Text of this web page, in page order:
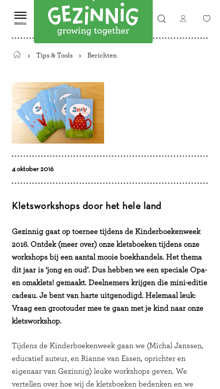
Terug
startpagina
Tips & Tools Berichten
4 oktober 2016
Kletsworkshops door het hele land
Gezinnig gaat op toernee tijdens de Kinderboekenweek
2016. Ontdek (meer over) onze kletsboeken tijdens onze
workshops bij een aantal mooie boekhandels. Het thema
dit jaar is ‘jong en oud’. Dus hebben we een speciale Opa-
en omaklets! gemaakt. Deelnemers krijgen die mini-editie
cadeau. Je bent van harte uitgenodigd. Helemaal leuk:
Vraag een grootouder mee te gaan met je kind naar onze
kletsworkshop.
Tijdens de Kinderboekenweek gaan we (Michal Janssen,
educatief auteur, en Rianne van Essen, oprichter en
eigenaar van Gezinnig) leuke workshops geven. We
vertellen over hoe wij de kletsboeken bedenken en we